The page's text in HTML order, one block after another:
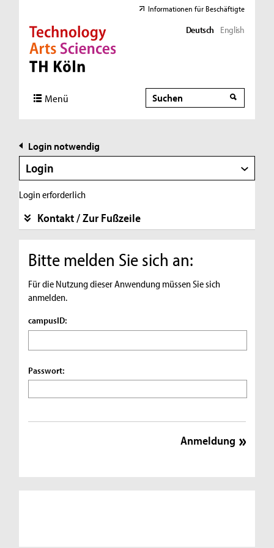
Direkt zur Hauptnavigation
Direkt zur Subnavigation
Direkt zum Inhalt
Direkt zum Fußbereich
Informationen für Beschäftigte
Deutsch English
Menü Suche
Suche
Login notwendig
Login
Login erforderlich
Kontakt / Zur Fußzeile
Bitte melden Sie sich an:
Für die Nutzung dieser Anwendung müssen Sie sich
anmelden.
campusID:
Passwort: